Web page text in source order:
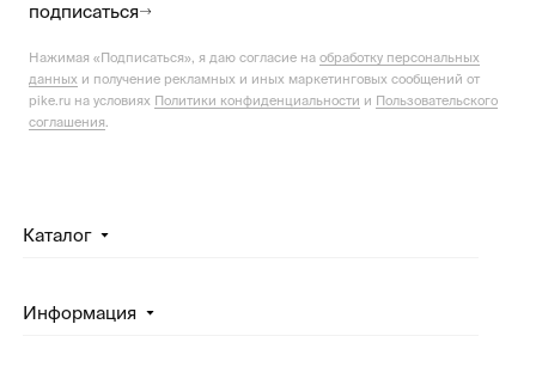
подписаться
Нажимая «Подписаться», я даю согласие на обработку персональных
данных и получение рекламных и иных маркетинговых сообщений от
pike.ru на условиях Политики конфиденциальности и Пользовательского
соглашения
Каталог
Информация